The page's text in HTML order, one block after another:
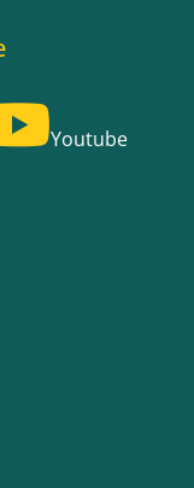
Youtube